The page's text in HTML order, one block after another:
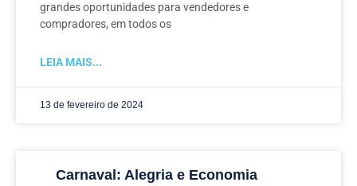
grandes oportunidades para vendedores e
compradores, em todos os
LEIA MAIS...
13 de fevereiro de 2024
Carnaval: Alegria e Economia